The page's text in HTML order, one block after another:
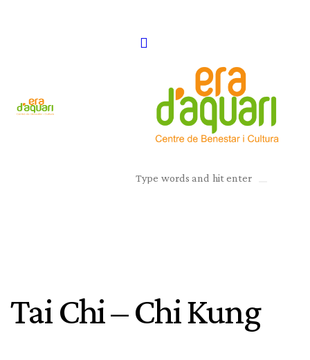
Tai Chi – Chi Kung